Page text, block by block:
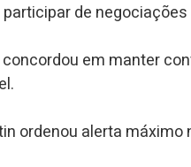
de
em manter
ordenou alerta